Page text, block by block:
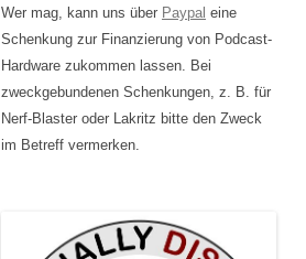
Wer mag, kann uns über Paypal eine
Schenkung zur Finanzierung von Podcast-
Hardware zukommen lassen. Bei
zweckgebundenen Schenkungen, z. B. für
Nerf-Blaster oder Lakritz bitte den Zweck
im Betreff vermerken.